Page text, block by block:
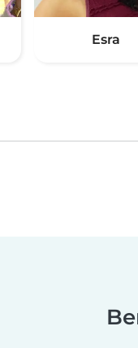
Esra